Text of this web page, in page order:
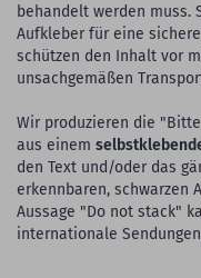
behandelt werden muss.
Aufkleber für eine
schützen den Inhalt vor
unsachgemäßen
Wir produzieren die
aus einem
den Text und/oder das
erkennbaren, schwarzen
Aussage "Do not stack"
internationale